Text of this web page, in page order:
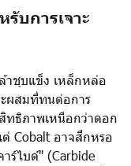
บการเจาะ
าชุบแข็ง เหล็กหล่อ
ผสมที่ทนต่อการ
ทธิภาพเหนือกว่าดอก
Cobalt อาจสึกหรอ
าร์ไบด์" (Carbide